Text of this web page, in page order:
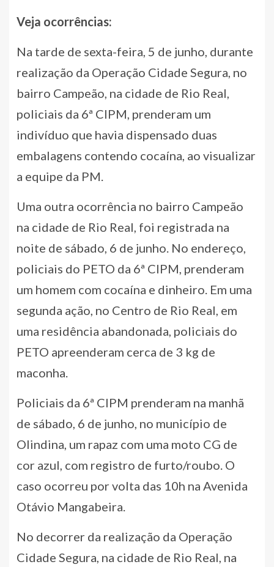
Veja ocorrências:
Na tarde de sexta-feira, 5 de junho, durante
realização da Operação Cidade Segura, no
bairro Campeão, na cidade de Rio Real,
policiais da 6ª CIPM, prenderam um
indivíduo que havia dispensado duas
embalagens contendo cocaína, ao visualizar
a equipe da PM.
Uma outra ocorrência no bairro Campeão
na cidade de Rio Real, foi registrada na
noite de sábado, 6 de junho. No endereço,
policiais do PETO da 6ª CIPM, prenderam
um homem com cocaína e dinheiro. Em uma
segunda ação, no Centro de Rio Real, em
uma residência abandonada, policiais do
PETO apreenderam cerca de 3 kg de
maconha.
Policiais da 6ª CIPM prenderam na manhã
de sábado, 6 de junho, no município de
Olindina, um rapaz com uma moto CG de
cor azul, com registro de furto/roubo. O
caso ocorreu por volta das 10h na Avenida
Otávio Mangabeira.
No decorrer da realização da Operação
Cidade Segura, na cidade de Rio Real, na